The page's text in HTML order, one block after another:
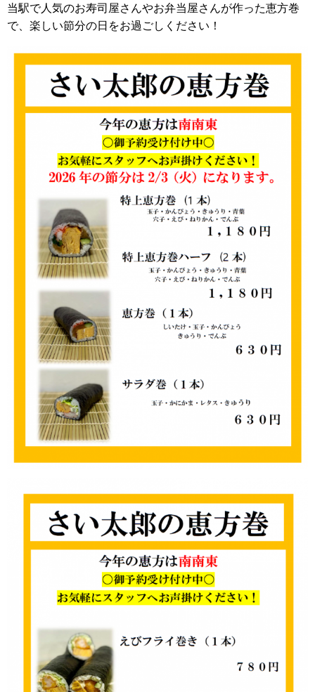
当駅で人気のお寿司屋さんやお弁当屋さんが作った恵方巻
で、楽しい節分の日をお過ごしください！